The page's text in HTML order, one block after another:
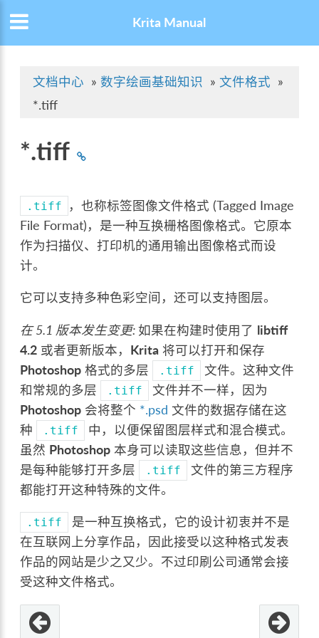
Krita Manual
文档中心 » 数字绘画基础知识 » 文件格式 »
*.tiff
*.tiff
.tiff
，也称标签图像文件格式 (Tagged Image
File Format)，是一种互换栅格图像格式。它原本
作为扫描仪、打印机的通用输出图像格式而设
计。
它可以支持多种色彩空间，还可以支持图层。
在 5.1 版本发生变更:如果在构建时使用了 libtiff
4.2 或者更新版本， Krita 将可以打开和保存
Photoshop 格式的多层 .tiff
文件。这种文件
和常规的多层
.tiff
文件并不一样，因为
Photoshop 会将整个 *.psd 文件的数据存储在这
种
.tiff
中，以便保留图层样式和混合模式。
虽然 Photoshop 本身可以读取这些信息，但并不
是每种能够打开多层
.tiff
文件的第三方程序
都能打开这种特殊的文件。
.tiff
是一种互换格式，它的设计初衷并不是
在互联网上分享作品，因此接受以这种格式发表
作品的网站是少之又少。不过印刷公司通常会接
受这种文件格式。